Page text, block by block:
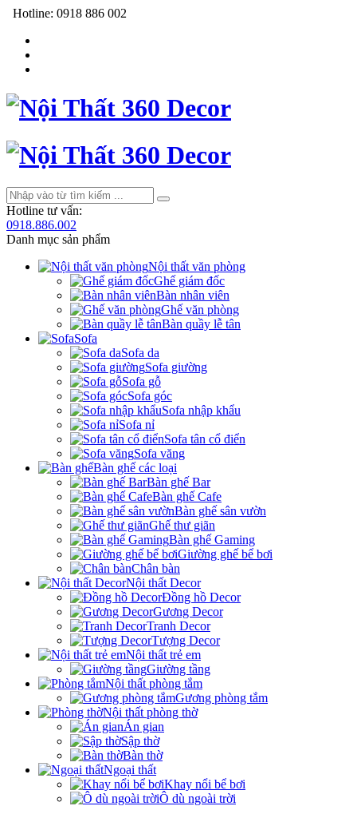
Hotline: 0918 886 002
Hotline tư vấn:
0918.886.002
Danh mục sản phẩm
Nội thất văn phòng
Ghế giám đốc
Bàn nhân viên
Ghế văn phòng
Bàn quầy lễ tân
Sofa
Sofa da
Sofa giường
Sofa gỗ
Sofa góc
Sofa nhập khẩu
Sofa nỉ
Sofa tân cổ điển
Sofa văng
Bàn ghế các loại
Bàn ghế Bar
Bàn ghế Cafe
Bàn ghế sân vườn
Ghế thư giãn
Bàn ghế Gaming
Giường ghế bể bơi
Chân bàn
Nội thất Decor
Đồng hồ Decor
Gương Decor
Tranh Decor
Tượng Decor
Nội thất trẻ em
Giường tầng
Nội thất phòng tắm
Gương phòng tắm
Nội thất phòng thờ
Án gian
Sập thờ
Bàn thờ
Ngoại thất
Khay nổi bể bơi
Ô dù ngoài trời